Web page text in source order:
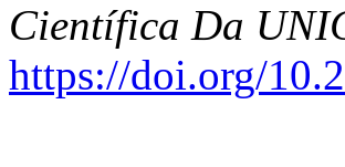
Científica Da
https://doi.org/